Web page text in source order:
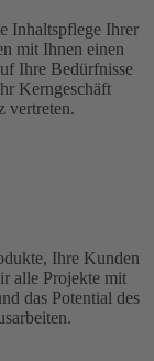
Inhaltspflege Ihrer
mit Ihnen einen
Ihre Bedürfnisse
Kerngeschäft
vertreten.
Ihre Kunden
alle Projekte mit
das Potential des